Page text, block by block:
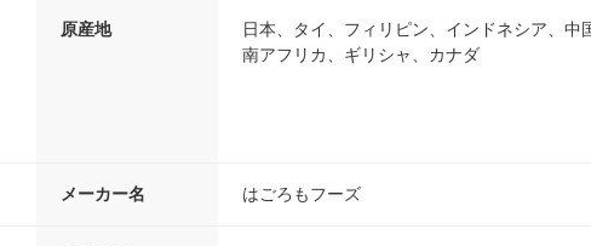
原産地
日本、タイ、フィリピン、インドネシア、中
南アフリカ、ギリシャ、カナダ
メーカー名 はごろもフーズ